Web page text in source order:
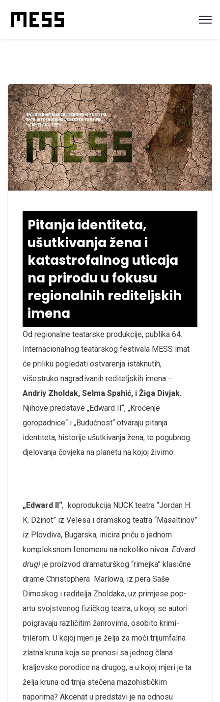
Pitanja identiteta,
ušutkivanja žena i
katastrofalnog uticaja
na prirodu u fokusu
regionalnih rediteljskih
imena
Od regionalne teatarske produkcije, publika 64.
Internacionalnog teatarskog festivala MESS imat
će priliku pogledati ostvarenja istaknutih,
višestruko nagrađivanih rediteljskih imena –
Andriy Zholdak, Selma Spahić, i Žiga Divjak.
Njihove predstave „Edward II“, „Kroćenje
goropadnice“ i „Budućnost“ otvaraju pitanja
identiteta, historije ušutkivanja žena, te pogubnog
djelovanja čovjeka na planetu na kojoj živimo.
„Edward II“, koprodukcija NUCK teatra “Jordan H.
K. Džinot” iz Velesa i dramskog teatra “Masaltinov”
iz Plovdiva, Bugarska, inicira priču o jednom
kompleksnom fenomenu na nekoliko nivoa. Edvard
drugi je proizvod dramaturškog “rimejka” klasične
drame Christophera Marlowa, iz pera Saše
Dimoskog i reditelja Zholdaka, uz primjese pop-
artu svojstvenog fizičkog teatra, u kojoj se autori
poigravaju različitim žanrovima, osobito krimi-
trilerom. U kojoj mjeri je želja za moći trijumfalna
zlatna kruna koja se prenosi sa jednog člana
kraljevske porodice na drugog, a u kojoj mjeri je ta
želja kruna od trnja stečena mazohističkim
naporima? Akcenat u predstavi je na odnosu